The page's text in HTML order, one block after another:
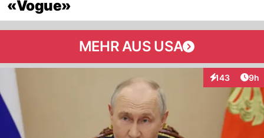
«Vogue»
MEHR AUS USA
143
Interaktionen
9h